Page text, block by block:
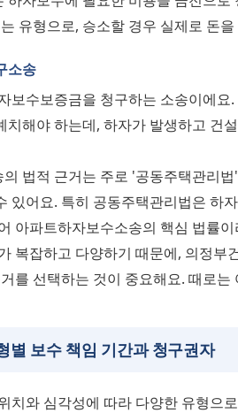
유형으로, 승소할 경우 실제로 돈
소송
보수보증금을 청구하는 소송이에
치해야 하는데, 하자가 발생하고 건
법적 근거는 주로 '공동주택관리
있어요. 특히 공동주택관리법은 하
아파트하자보수소송의 핵심 법률
복잡하고 다양하기 때문에, 의정부
를 선택하는 것이 중요해요. 때로
별 보수 책임 기간과 청구권자
치와 심각성에 따라 다양한 유형으